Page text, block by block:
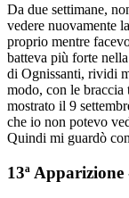
Da due settimane,
vedere nuovamente
proprio mentre
batteva più forte
di Ognissanti, rividi
modo, con le braccia
mostrato il 9
che io non potevo
Quindi mi guardò
13ª